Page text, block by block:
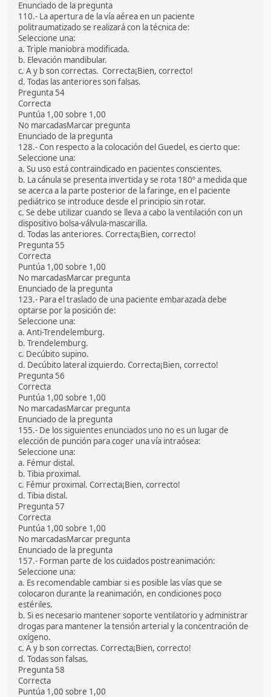
Enunciado de la pregunta
110.- La apertura de la vía aérea en un paciente
politraumatizado se realizará con la técnica de:
Seleccione una:
a. Triple maniobra modificada.
b. Elevación mandibular.
c. A y b son correctas. Correcta¡Bien, correcto!
d. Todas las anteriores son falsas.
Pregunta 54
Correcta
Puntúa 1,00 sobre 1,00
No marcadasMarcar pregunta
Enunciado de la pregunta
128.- Con respecto a la colocación del Guedel, es cierto que:
Seleccione una:
a. Su uso está contraindicado en pacientes conscientes.
b. La cánula se presenta invertida y se rota 180º a medida que
se acerca a la parte posterior de la faringe, en el paciente
pediátrico se introduce desde el principio sin rotar.
c. Se debe utilizar cuando se lleva a cabo la ventilación con un
dispositivo bolsa-válvula-mascarilla.
d. Todas las anteriores. Correcta¡Bien, correcto!
Pregunta 55
Correcta
Puntúa 1,00 sobre 1,00
No marcadasMarcar pregunta
Enunciado de la pregunta
123.- Para el traslado de una paciente embarazada debe
optarse por la posición de:
Seleccione una:
a. Anti-Trendelemburg.
b. Trendelemburg.
c. Decúbito supino.
d. Decúbito lateral izquierdo. Correcta¡Bien, correcto!
Pregunta 56
Correcta
Puntúa 1,00 sobre 1,00
No marcadasMarcar pregunta
Enunciado de la pregunta
155.- De los siguientes enunciados uno no es un lugar de
elección de punción para coger una vía intraósea:
Seleccione una:
a. Fémur distal.
b. Tibia proximal.
c. Fémur proximal. Correcta¡Bien, correcto!
d. Tibia distal.
Pregunta 57
Correcta
Puntúa 1,00 sobre 1,00
No marcadasMarcar pregunta
Enunciado de la pregunta
157.- Forman parte de los cuidados postreanimación:
Seleccione una:
a. Es recomendable cambiar si es posible las vías que se
colocaron durante la reanimación, en condiciones poco
estériles.
b. Si es necesario mantener soporte ventilatorio y administrar
drogas para mantener la tensión arterial y la concentración de
oxígeno.
c. A y b son correctas. Correcta¡Bien, correcto!
d. Todas son falsas.
Pregunta 58
Correcta
Puntúa 1,00 sobre 1,00